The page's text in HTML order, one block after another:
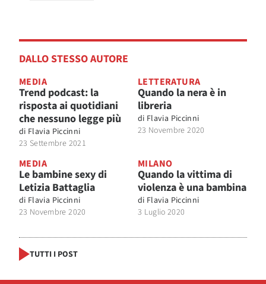
DALLO STESSO AUTORE
MEDIA
Trend podcast: la
risposta ai quotidiani
che nessuno legge più
di Flavia Piccinni
23 Settembre 2021
LETTERATURA
Quando la nera è in
libreria
di Flavia Piccinni
23 Novembre 2020
MEDIA
Le bambine sexy di
Letizia Battaglia
di Flavia Piccinni
23 Novembre 2020
MILANO
Quando la vittima di
violenza è una bambina
di Flavia Piccinni
3 Luglio 2020
TUTTI I POST